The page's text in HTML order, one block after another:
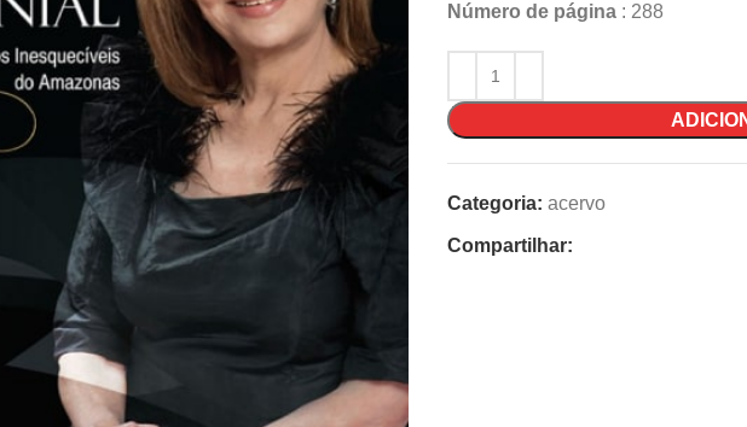
Número de página : 288
Categoria: acervo
Compartilhar: